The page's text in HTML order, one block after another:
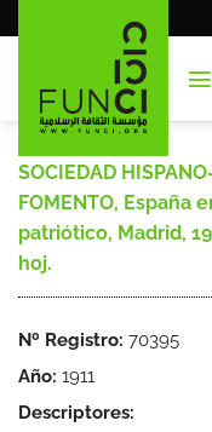
al
SOCIEDAD
FOMENTO, España
patriótico, Madrid,
hoj.
Nº Registro: 70395
Año: 1911
Descriptores: